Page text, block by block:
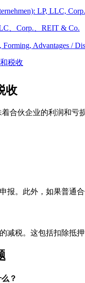
、Corp.、REIT & Co.
税收
收
合伙企业的利润和
报。此外，如果普通
减税。这包括扣除抵
？